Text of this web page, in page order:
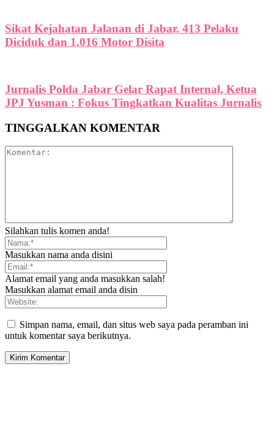
Sikat Kejahatan Jalanan di Jabar, 413 Pelaku
Diciduk dan 1.016 Motor Disita
Jurnalis Polda Jabar Gelar Rapat Internal, Ketua
JPJ Yusman : Fokus Tingkatkan Kualitas Jurnalis
TINGGALKAN KOMENTAR
Silahkan tulis komen anda!
Masukkan nama anda disini
Alamat email yang anda masukkan salah!
Masukkan alamat email anda disin
Simpan nama, email, dan situs web saya pada peramban ini
untuk komentar saya berikutnya.